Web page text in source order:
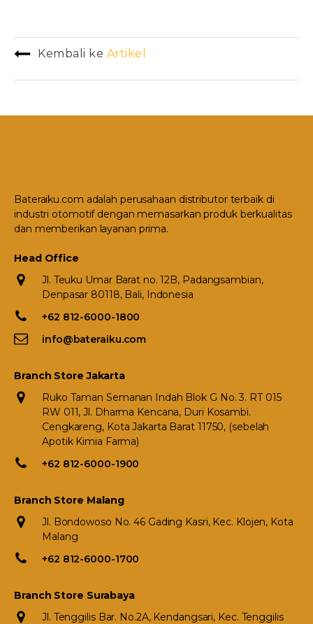
Kembali ke Artikel
Bateraiku.com adalah perusahaan distributor terbaik di
industri otomotif dengan memasarkan produk berkualitas
dan memberikan layanan prima.
Head Office
Jl. Teuku Umar Barat no. 12B, Padangsambian,
Denpasar 80118, Bali, Indonesia
+62 812-6000-1800
info@bateraiku.com
Branch Store Jakarta
Ruko Taman Semanan Indah Blok G No. 3. RT 015
RW 011, Jl. Dharma Kencana, Duri Kosambi.
Cengkareng, Kota Jakarta Barat 11750, (sebelah
Apotik Kimia Farma)
+62 812-6000-1900
Branch Store Malang
Jl. Bondowoso No. 46 Gading Kasri, Kec. Klojen, Kota
Malang
+62 812-6000-1700
Branch Store Surabaya
Jl. Tenggilis Bar. No.2A, Kendangsari, Kec. Tenggilis